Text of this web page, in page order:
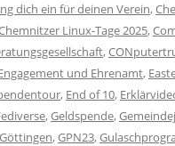
dich ein für deinen Verein,
Linux-Tage 2025,
,
und Ehrenamt,
, End of 10,
,Geldspende,
Göttingen,GPN23,